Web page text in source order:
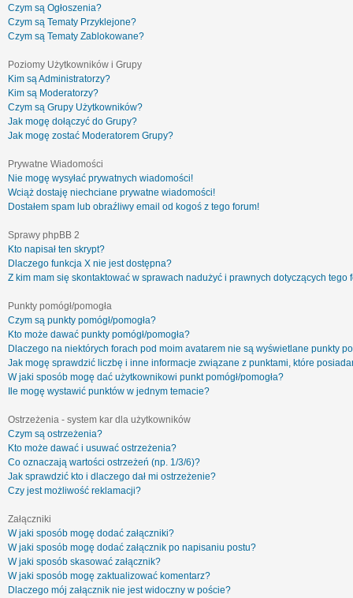
Czym są Ogłoszenia?
Czym są Tematy Przyklejone?
Czym są Tematy Zablokowane?
Poziomy Użytkowników i Grupy
Kim są Administratorzy?
Kim są Moderatorzy?
Czym są Grupy Użytkowników?
Jak mogę dołączyć do Grupy?
Jak mogę zostać Moderatorem Grupy?
Prywatne Wiadomości
Nie mogę wysyłać prywatnych wiadomości!
Wciąż dostaję niechciane prywatne wiadomości!
Dostałem spam lub obraźliwy email od kogoś z tego forum!
Sprawy phpBB 2
Kto napisał ten skrypt?
Dlaczego funkcja X nie jest dostępna?
Z kim mam się skontaktować w sprawach nadużyć i prawnych dotyczących tego
Punkty pomógł/pomogła
Czym są punkty pomógł/pomogła?
Kto może dawać punkty pomógł/pomogła?
Dlaczego na niektórych forach pod moim avatarem nie są wyświetlane punkty
Jak mogę sprawdzić liczbę i inne informacje związane z punktami, które
W jaki sposób mogę dać użytkownikowi punkt pomógł/pomogła?
Ile mogę wystawić punktów w jednym temacie?
Ostrzeżenia - system kar dla użytkowników
Czym są ostrzeżenia?
Kto może dawać i usuwać ostrzeżenia?
Co oznaczają wartości ostrzeżeń (np. 1/3/6)?
Jak sprawdzić kto i dlaczego dał mi ostrzeżenie?
Czy jest możliwość reklamacji?
Załączniki
W jaki sposób mogę dodać załączniki?
W jaki sposób mogę dodać załącznik po napisaniu postu?
W jaki sposób skasować załącznik?
W jaki sposób mogę zaktualizować komentarz?
Dlaczego mój załącznik nie jest widoczny w poście?